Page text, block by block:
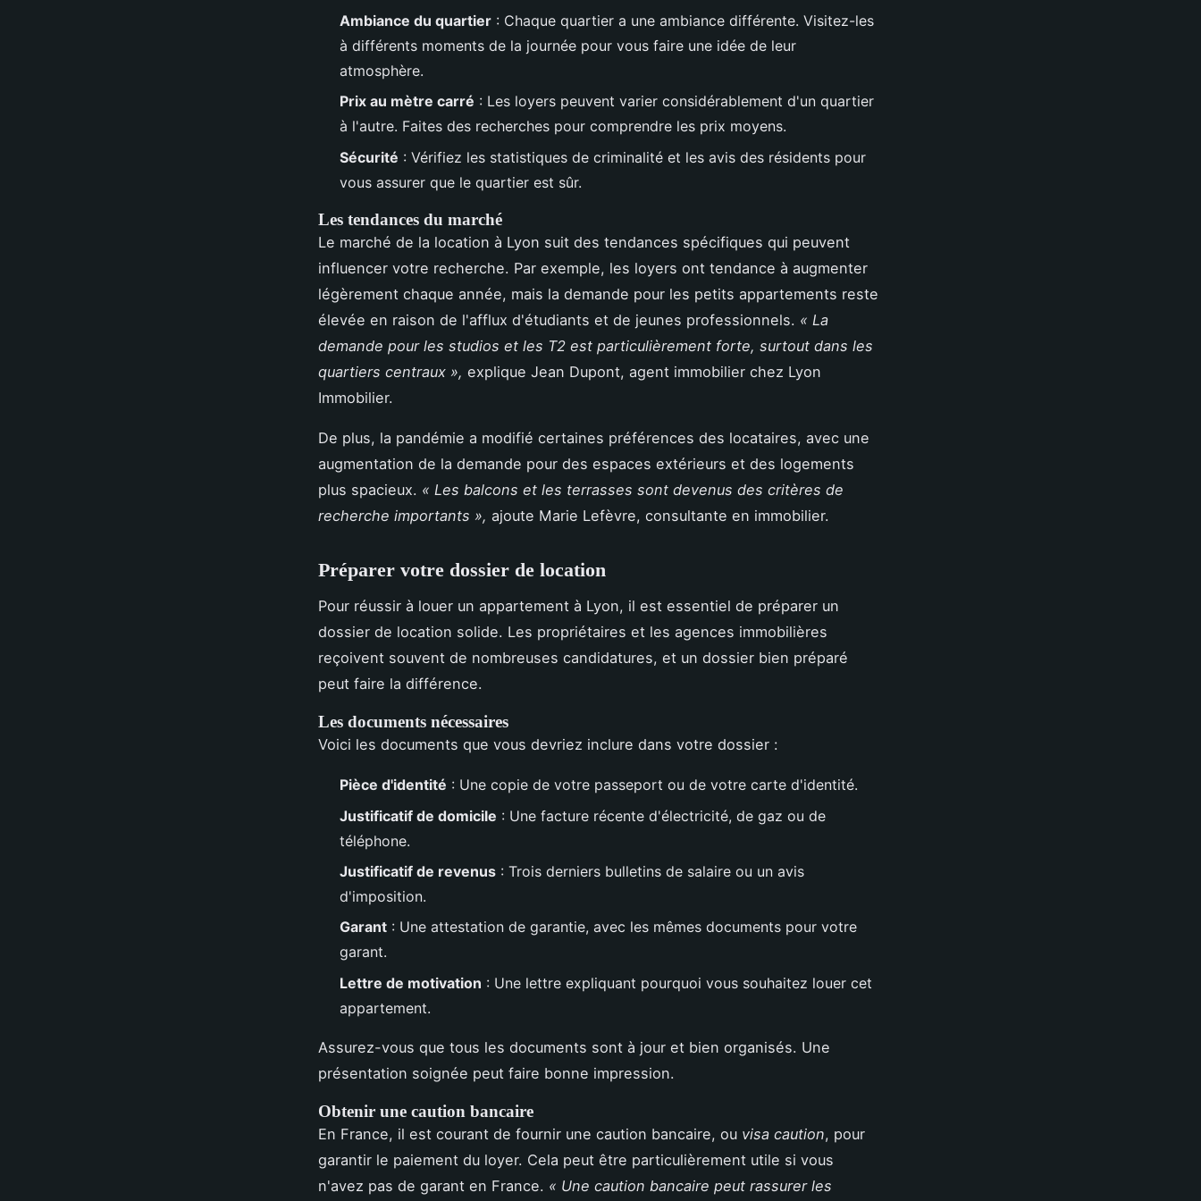
Ambiance du quartier : Chaque quartier a une ambiance différente. Visitez-les
à différents moments de la journée pour vous faire une idée de leur
atmosphère.
Prix au mètre carré : Les loyers peuvent varier considérablement d'un quartier
à l'autre. Faites des recherches pour comprendre les prix moyens.
Sécurité : Vérifiez les statistiques de criminalité et les avis des résidents pour
vous assurer que le quartier est sûr.
Les tendances du marché
Le marché de la location à Lyon suit des tendances spécifiques qui peuvent
influencer votre recherche. Par exemple, les loyers ont tendance à augmenter
légèrement chaque année, mais la demande pour les petits appartements reste
élevée en raison de l'afflux d'étudiants et de jeunes professionnels. « La
demande pour les studios et les T2 est particulièrement forte, surtout dans les
quartiers centraux », explique Jean Dupont, agent immobilier chez Lyon
Immobilier.
De plus, la pandémie a modifié certaines préférences des locataires, avec une
augmentation de la demande pour des espaces extérieurs et des logements
plus spacieux. « Les balcons et les terrasses sont devenus des critères de
recherche importants », ajoute Marie Lefèvre, consultante en immobilier.
Préparer votre dossier de location
Pour réussir à louer un appartement à Lyon, il est essentiel de préparer un
dossier de location solide. Les propriétaires et les agences immobilières
reçoivent souvent de nombreuses candidatures, et un dossier bien préparé
peut faire la différence.
Les documents nécessaires
Voici les documents que vous devriez inclure dans votre dossier :
Pièce d'identité : Une copie de votre passeport ou de votre carte d'identité.
Justificatif de domicile : Une facture récente d'électricité, de gaz ou de
téléphone.
Justificatif de revenus : Trois derniers bulletins de salaire ou un avis
d'imposition.
Garant : Une attestation de garantie, avec les mêmes documents pour votre
garant.
Lettre de motivation : Une lettre expliquant pourquoi vous souhaitez louer cet
appartement.
Assurez-vous que tous les documents sont à jour et bien organisés. Une
présentation soignée peut faire bonne impression.
Obtenir une caution bancaire
En France, il est courant de fournir une caution bancaire, ou visa caution, pour
garantir le paiement du loyer. Cela peut être particulièrement utile si vous
n'avez pas de garant en France. « Une caution bancaire peut rassurer les